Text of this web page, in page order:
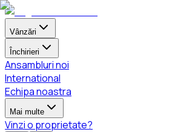
Vânzări
Închirieri
Ansambluri noi
International
Echipa noastra
Mai multe
Vinzi o proprietate?